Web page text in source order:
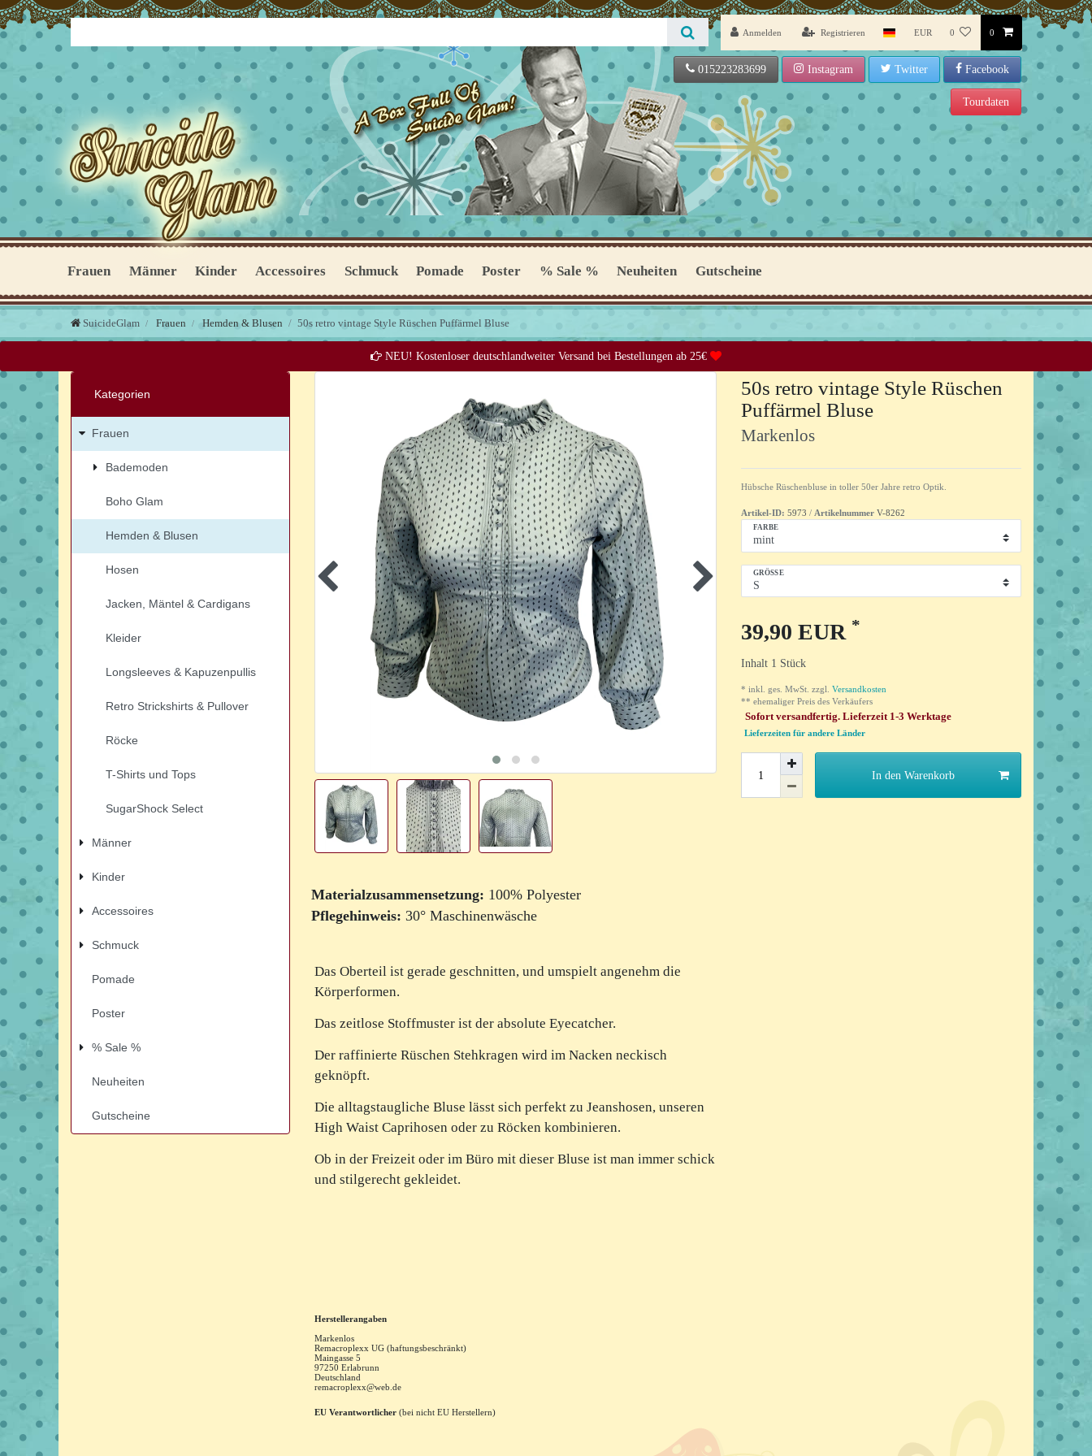
Anmelden Registrieren EUR 0 0
015223283699 Instagram Twitter Facebook
Tourdaten
Frauen Männer Kinder Accessoires Schmuck Pomade Poster % Sale % Neuheiten Gutscheine
SuicideGlam Frauen Hemden & Blusen 50s retro vintage Style Rüschen Puffärmel Bluse
NEU! Kostenloser deutschlandweiter Versand bei Bestellungen ab 25€
Kategorien
Frauen
Bademoden
Boho Glam
Hemden & Blusen
Hosen
Jacken, Mäntel & Cardigans
Kleider
Longsleeves & Kapuzenpullis
Retro Strickshirts & Pullover
Röcke
T-Shirts und Tops
SugarShock Select
Männer
Kinder
Accessoires
Schmuck
Pomade
Poster
% Sale %
Neuheiten
Gutscheine
50s retro vintage Style Rüschen
Puffärmel Bluse
Markenlos
Hübsche Rüschenbluse in toller 50er Jahre retro Optik.
Artikel-ID: 5973 / Artikelnummer V-8262
FARBE
GRÖSSE
39,90 EUR *
Inhalt 1 Stück
* inkl. ges. MwSt. zzgl. Versandkosten
** ehemaliger Preis des Verkäufers
Sofort versandfertig. Lieferzeit 1-3 Werktage
Lieferzeiten für andere Länder
In den Warenkorb
Materialzusammensetzung: 100% Polyester
Pflegehinweis: 30° Maschinenwäsche
Das Oberteil ist gerade geschnitten, und umspielt angenehm die
Körperformen.
Das zeitlose Stoffmuster ist der absolute Eyecatcher.
Der raffinierte Rüschen Stehkragen wird im Nacken neckisch
geknöpft.
Die alltagstaugliche Bluse lässt sich perfekt zu Jeanshosen, unseren
High Waist Caprihosen oder zu Röcken kombinieren.
Ob in der Freizeit oder im Büro mit dieser Bluse ist man immer schick
und stilgerecht gekleidet.
Herstellerangaben
Markenlos
Remacroplexx UG (haftungsbeschränkt)
Maingasse 5
97250 Erlabrunn
Deutschland
remacroplexx@web.de
EU Verantwortlicher (bei nicht EU Herstellern)